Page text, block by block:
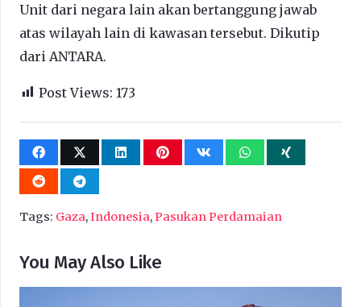
Unit dari negara lain akan bertanggung jawab
atas wilayah lain di kawasan tersebut. Dikutip
dari ANTARA.
Post Views: 173
Tags: Gaza,Indonesia,Pasukan Perdamaian
You May Also Like